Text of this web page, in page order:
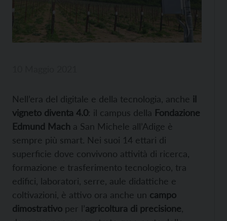
Nell’era del digitale e della tecnologia, anche il
vigneto diventa 4.0: il campus della Fondazione
Edmund Mach a San Michele all’Adige è
sempre più smart. Nei suoi 14 ettari di
superficie dove convivono attività di ricerca,
formazione e trasferimento tecnologico, tra
edifici, laboratori, serre, aule didattiche e
coltivazioni, è attivo ora anche un campo
dimostrativo per l’agricoltura di precisione